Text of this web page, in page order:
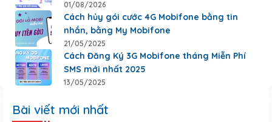
01/08/2026
Cách hủy gói cước 4G Mobifone bằng tin
nhắn, bằng My Mobifone
21/05/2025
Cách Đăng Ký 3G Mobifone tháng Miễn Phí
SMS mới nhất 2025
13/05/2025
Bài viết mới nhất